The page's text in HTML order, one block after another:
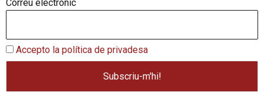
Correu electrònic
Accepto la política de privadesa